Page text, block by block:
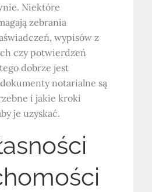
Niektóre
zebrania
wypisów z
czy potwierdzeń
dobrze jest
notarialne są
i jakie kroki
je uzyskać.